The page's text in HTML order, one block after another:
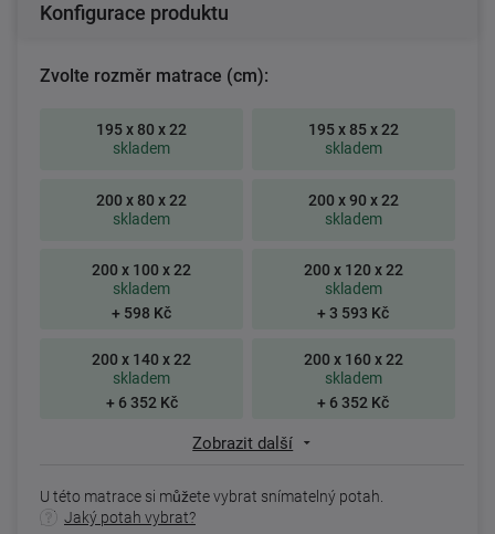
Konfigurace produktu
Zvolte rozměr matrace (cm):
195 x 80 x 22
skladem
195 x 85 x 22
skladem
200 x 80 x 22
skladem
200 x 90 x 22
skladem
200 x 100 x 22
skladem
+ 598 Kč
200 x 120 x 22
skladem
+ 3 593 Kč
200 x 140 x 22
skladem
+ 6 352 Kč
200 x 160 x 22
skladem
+ 6 352 Kč
Zobrazit další
U této matrace si můžete vybrat snímatelný potah.
Jaký potah vybrat?